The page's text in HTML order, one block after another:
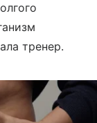
тренер.